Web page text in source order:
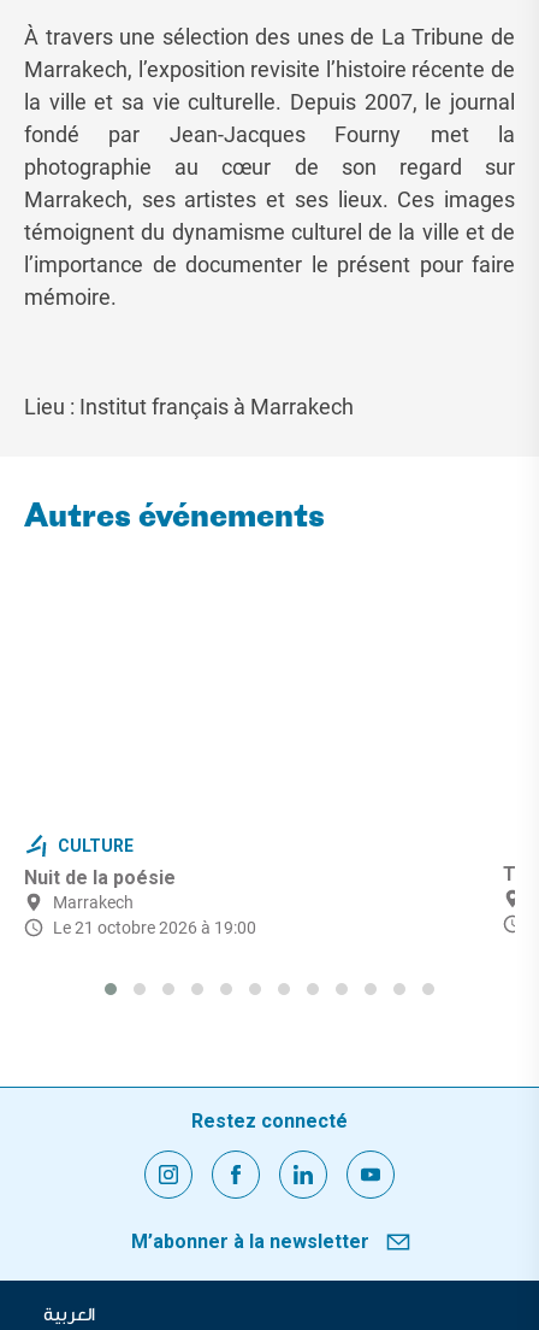
À travers une sélection des unes de La Tribune de
Marrakech, l’exposition revisite l’histoire récente de
la ville et sa vie culturelle. Depuis 2007, le journal
fondé par Jean-Jacques Fourny met la
photographie au cœur de son regard sur
Marrakech, ses artistes et ses lieux. Ces images
témoignent du dynamisme culturel de la ville et de
l’importance de documenter le présent pour faire
mémoire.
Lieu : Institut français à Marrakech
Autres événements
CULTURE
Nuit de la poésie
Marrakech
Le 21 octobre 2026 à 19:00
Restez connecté
M’abonner à la newsletter
العربية